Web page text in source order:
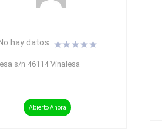
No hay datos
s/n 46114 Vinalesa
Abierto Ahora